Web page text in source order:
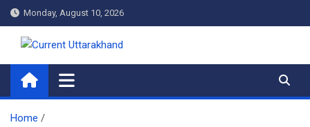
Skip
to
content
Monday, August 10, 2026
Current Uttarakhand
Home